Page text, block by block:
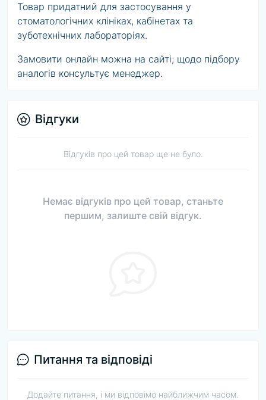
Товар придатний для застосування у
стоматологічних клініках, кабінетах та
зуботехнічних лабораторіях.
Замовити онлайн можна на сайті; щодо підбору
аналогів консультує менеджер.
Відгуки
Відгуків про цей товар ще не було.
Немає відгуків про цей товар, станьте
першим, залиште свій відгук.
Питання та відповіді
Додайте питання, і ми відповімо найближчим часом.